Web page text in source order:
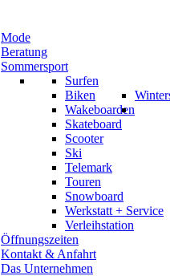
Mode
Beratung
Sommersport
Surfen
Biken
Wakeboarden
Skateboard
Scooter
Ski
Telemark
Touren
Snowboard
Werkstatt + Service
Verleihstation
Öffnungszeiten
Kontakt & Anfahrt
Das Unternehmen